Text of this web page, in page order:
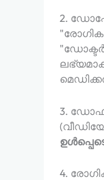
2.
3.
4.